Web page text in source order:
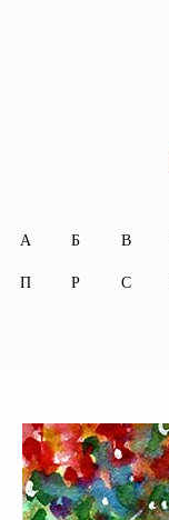
А Б В
П Р С